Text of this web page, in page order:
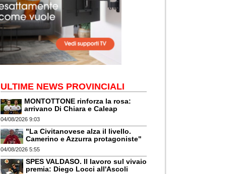
ULTIME NEWS PROVINCIALI
MONTOTTONE rinforza la rosa:
arrivano Di Chiara e Caleap
04/08/2026 9:03
"La Civitanovese alza il livello.
Camerino e Azzurra protagoniste"
04/08/2026 5:55
SPES VALDASO. Il lavoro sul vivaio
premia: Diego Locci all'Ascoli